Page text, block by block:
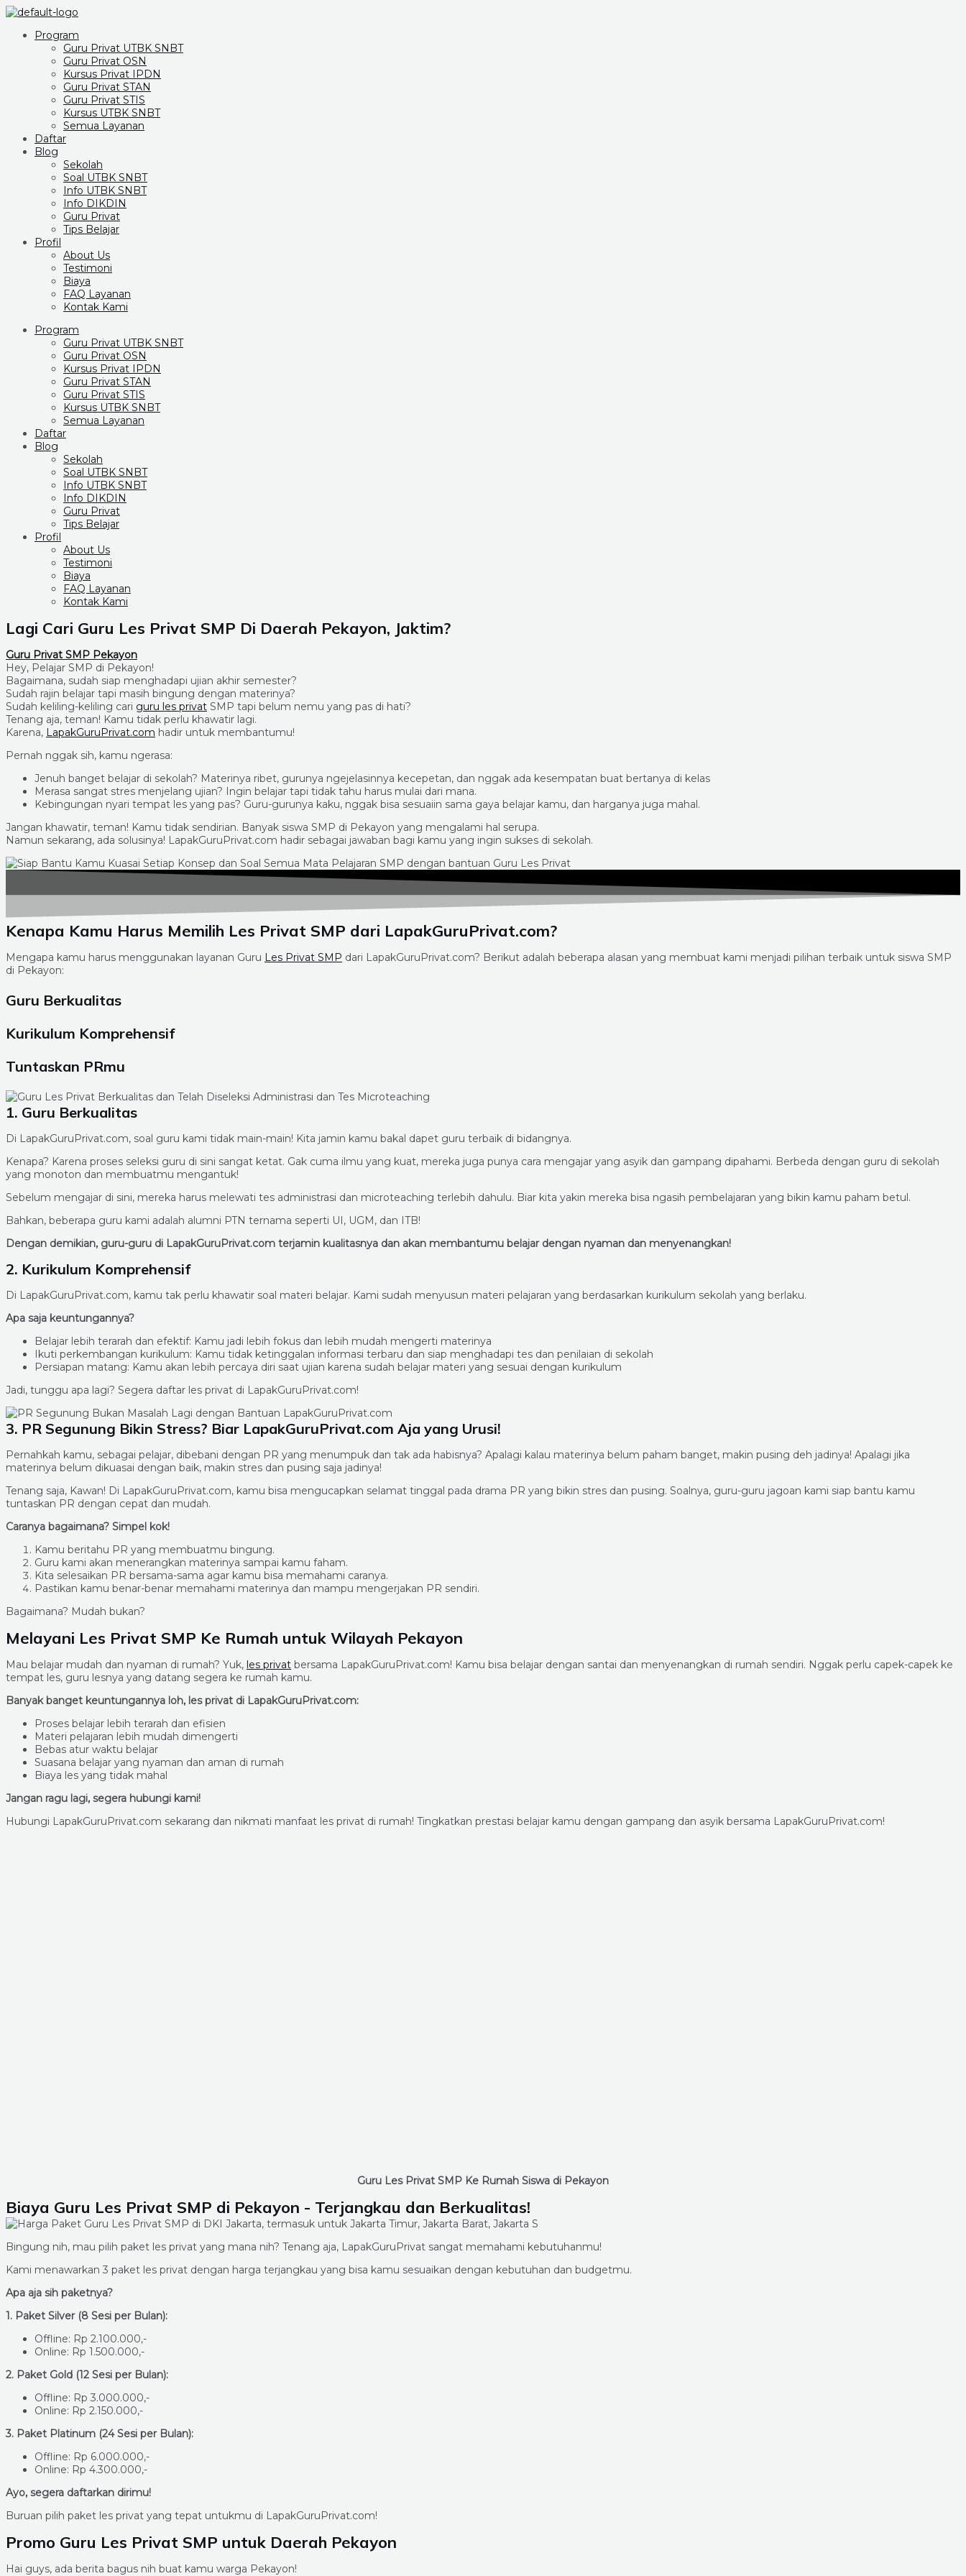
Program
Guru Privat UTBK SNBT
Guru Privat OSN
Kursus Privat IPDN
Guru Privat STAN
Guru Privat STIS
Kursus UTBK SNBT
Semua Layanan
Daftar
Blog
Sekolah
Soal UTBK SNBT
Info UTBK SNBT
Info DIKDIN
Guru Privat
Tips Belajar
Profil
About Us
Testimoni
Biaya
FAQ Layanan
Kontak Kami
Program
Guru Privat UTBK SNBT
Guru Privat OSN
Kursus Privat IPDN
Guru Privat STAN
Guru Privat STIS
Kursus UTBK SNBT
Semua Layanan
Daftar
Blog
Sekolah
Soal UTBK SNBT
Info UTBK SNBT
Info DIKDIN
Guru Privat
Tips Belajar
Profil
About Us
Testimoni
Biaya
FAQ Layanan
Kontak Kami
Lagi Cari Guru Les Privat SMP Di Daerah Pekayon, Jaktim?
Guru Privat SMP Pekayon
Hey, Pelajar SMP di Pekayon!
Bagaimana, sudah siap menghadapi ujian akhir semester?
Sudah rajin belajar tapi masih bingung dengan materinya?
Sudah keliling-keliling cari guru les privat SMP tapi belum nemu yang pas di hati?
Tenang aja, teman! Kamu tidak perlu khawatir lagi.
Karena, LapakGuruPrivat.com hadir untuk membantumu!
Pernah nggak sih, kamu ngerasa:
Jenuh banget belajar di sekolah? Materinya ribet, gurunya ngejelasinnya kecepetan, dan nggak ada kesempatan buat bertanya di kelas
Merasa sangat stres menjelang ujian? Ingin belajar tapi tidak tahu harus mulai dari mana.
Kebingungan nyari tempat les yang pas? Guru-gurunya kaku, nggak bisa sesuaiin sama gaya belajar kamu, dan harganya juga mahal.
Jangan khawatir, teman! Kamu tidak sendirian. Banyak siswa SMP di Pekayon yang mengalami hal serupa.
Namun sekarang, ada solusinya! LapakGuruPrivat.com hadir sebagai jawaban bagi kamu yang ingin sukses di sekolah.
Kenapa Kamu Harus Memilih Les Privat SMP dari LapakGuruPrivat.com?
Mengapa kamu harus menggunakan layanan Guru Les Privat SMP dari LapakGuruPrivat.com? Berikut adalah beberapa alasan yang membuat kami menjadi pilihan terbaik untuk siswa SMP
di Pekayon:
Guru Berkualitas
Kurikulum Komprehensif
Tuntaskan PRmu
1. Guru Berkualitas
Di LapakGuruPrivat.com, soal guru kami tidak main-main! Kita jamin kamu bakal dapet guru terbaik di bidangnya.
Kenapa? Karena proses seleksi guru di sini sangat ketat. Gak cuma ilmu yang kuat, mereka juga punya cara mengajar yang asyik dan gampang dipahami. Berbeda dengan guru di sekolah
yang monoton dan membuatmu mengantuk!
Sebelum mengajar di sini, mereka harus melewati tes administrasi dan microteaching terlebih dahulu. Biar kita yakin mereka bisa ngasih pembelajaran yang bikin kamu paham betul.
Bahkan, beberapa guru kami adalah alumni PTN ternama seperti UI, UGM, dan ITB!
Dengan demikian, guru-guru di LapakGuruPrivat.com terjamin kualitasnya dan akan membantumu belajar dengan nyaman dan menyenangkan!
2. Kurikulum Komprehensif
Di LapakGuruPrivat.com, kamu tak perlu khawatir soal materi belajar. Kami sudah menyusun materi pelajaran yang berdasarkan kurikulum sekolah yang berlaku.
Apa saja keuntungannya?
Belajar lebih terarah dan efektif: Kamu jadi lebih fokus dan lebih mudah mengerti materinya
Ikuti perkembangan kurikulum: Kamu tidak ketinggalan informasi terbaru dan siap menghadapi tes dan penilaian di sekolah
Persiapan matang: Kamu akan lebih percaya diri saat ujian karena sudah belajar materi yang sesuai dengan kurikulum
Jadi, tunggu apa lagi? Segera daftar les privat di LapakGuruPrivat.com!
3. PR Segunung Bikin Stress? Biar LapakGuruPrivat.com Aja yang Urusi!
Pernahkah kamu, sebagai pelajar, dibebani dengan PR yang menumpuk dan tak ada habisnya? Apalagi kalau materinya belum paham banget, makin pusing deh jadinya! Apalagi jika
materinya belum dikuasai dengan baik, makin stres dan pusing saja jadinya!
Tenang saja, Kawan! Di LapakGuruPrivat.com, kamu bisa mengucapkan selamat tinggal pada drama PR yang bikin stres dan pusing. Soalnya, guru-guru jagoan kami siap bantu kamu
tuntaskan PR dengan cepat dan mudah.
Caranya bagaimana? Simpel kok!
Kamu beritahu PR yang membuatmu bingung.
Guru kami akan menerangkan materinya sampai kamu faham.
Kita selesaikan PR bersama-sama agar kamu bisa memahami caranya.
Pastikan kamu benar-benar memahami materinya dan mampu mengerjakan PR sendiri.
Bagaimana? Mudah bukan?
Melayani Les Privat SMP Ke Rumah untuk Wilayah Pekayon
Mau belajar mudah dan nyaman di rumah? Yuk, les privat bersama LapakGuruPrivat.com! Kamu bisa belajar dengan santai dan menyenangkan di rumah sendiri. Nggak perlu capek-capek ke
tempat les, guru lesnya yang datang segera ke rumah kamu.
Banyak banget keuntungannya loh, les privat di LapakGuruPrivat.com:
Proses belajar lebih terarah dan efisien
Materi pelajaran lebih mudah dimengerti
Bebas atur waktu belajar
Suasana belajar yang nyaman dan aman di rumah
Biaya les yang tidak mahal
Jangan ragu lagi, segera hubungi kami!
Hubungi LapakGuruPrivat.com sekarang dan nikmati manfaat les privat di rumah! Tingkatkan prestasi belajar kamu dengan gampang dan asyik bersama LapakGuruPrivat.com!
Guru Les Privat SMP Ke Rumah Siswa di Pekayon
Biaya Guru Les Privat SMP di Pekayon - Terjangkau dan Berkualitas!
Bingung nih, mau pilih paket les privat yang mana nih? Tenang aja, LapakGuruPrivat sangat memahami kebutuhanmu!
Kami menawarkan 3 paket les privat dengan harga terjangkau yang bisa kamu sesuaikan dengan kebutuhan dan budgetmu.
Apa aja sih paketnya?
1. Paket Silver (8 Sesi per Bulan):
Offline: Rp 2.100.000,-
Online: Rp 1.500.000,-
2. Paket Gold (12 Sesi per Bulan):
Offline: Rp 3.000.000,-
Online: Rp 2.150.000,-
3. Paket Platinum (24 Sesi per Bulan):
Offline: Rp 6.000.000,-
Online: Rp 4.300.000,-
Ayo, segera daftarkan dirimu!
Buruan pilih paket les privat yang tepat untukmu di LapakGuruPrivat.com!
Promo Guru Les Privat SMP untuk Daerah Pekayon
Hai guys, ada berita bagus nih buat kamu warga Pekayon!